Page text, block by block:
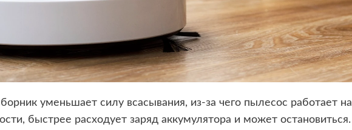
уменьшает силу всасывания, из-за чего пылесос работает на
быстрее расходует заряд аккумулятора и может остановиться.